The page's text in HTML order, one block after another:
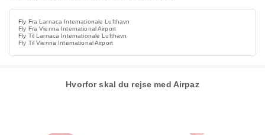
Fly Fra Larnaca Internationale Lufthavn
Fly Fra Vienna International Airport
Fly Til Larnaca Internationale Lufthavn
Fly Til Vienna International Airport
Hvorfor skal du rejse med Airpaz